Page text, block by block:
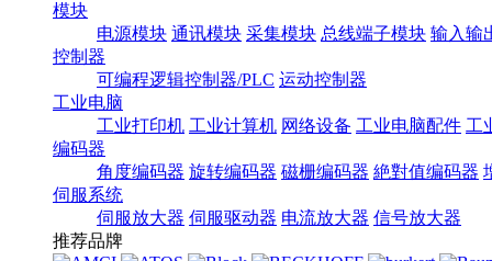
模块
电源模块 通讯模块 采集模块 总线端子模块 输入输
控制器
可编程逻辑控制器/PLC 运动控制器
工业电脑
工业打印机 工业计算机 网络设备 工业电脑配件 工
编码器
角度编码器 旋转编码器 磁栅编码器 絶對值编码器
伺服系统
伺服放大器 伺服驱动器 电流放大器 信号放大器
推荐品牌